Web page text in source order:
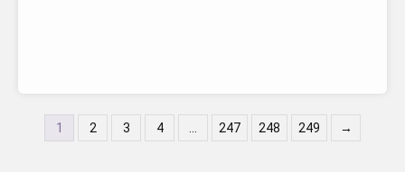
1 2 3 4 247 248 249 →